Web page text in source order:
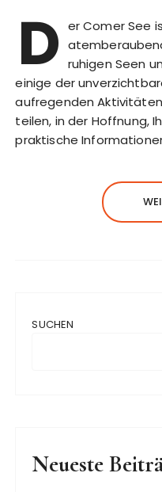
D er Comer See
ruhigen Seen
einige der
aufregenden
teilen, in der Hoffnung,
praktische
SUCHEN
Neueste